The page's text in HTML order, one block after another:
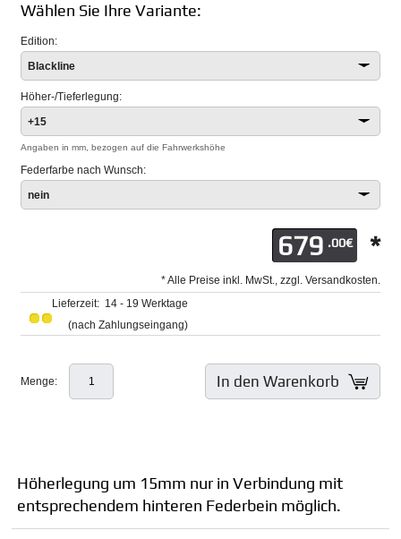
Wählen Sie Ihre Variante:
Edition:
Blackline
Höher-/Tieferlegung:
+15
Angaben in mm, bezogen auf die Fahrwerkshöhe
Federfarbe nach Wunsch:
nein
679 .00€ *
* Alle Preise inkl. MwSt., zzgl. Versandkosten.
Lieferzeit: 14 - 19 Werktage
(nach Zahlungseingang)
Menge: In den Warenkorb
Höherlegung um 15mm nur in Verbindung mit
entsprechendem hinteren Federbein möglich.